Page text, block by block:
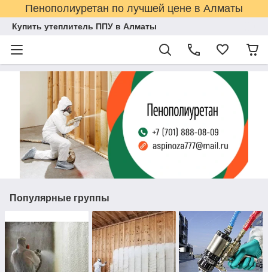
Пенополиуретан по лучшей цене в Алматы
Купить утеплитель ППУ в Алматы
Популярные группы